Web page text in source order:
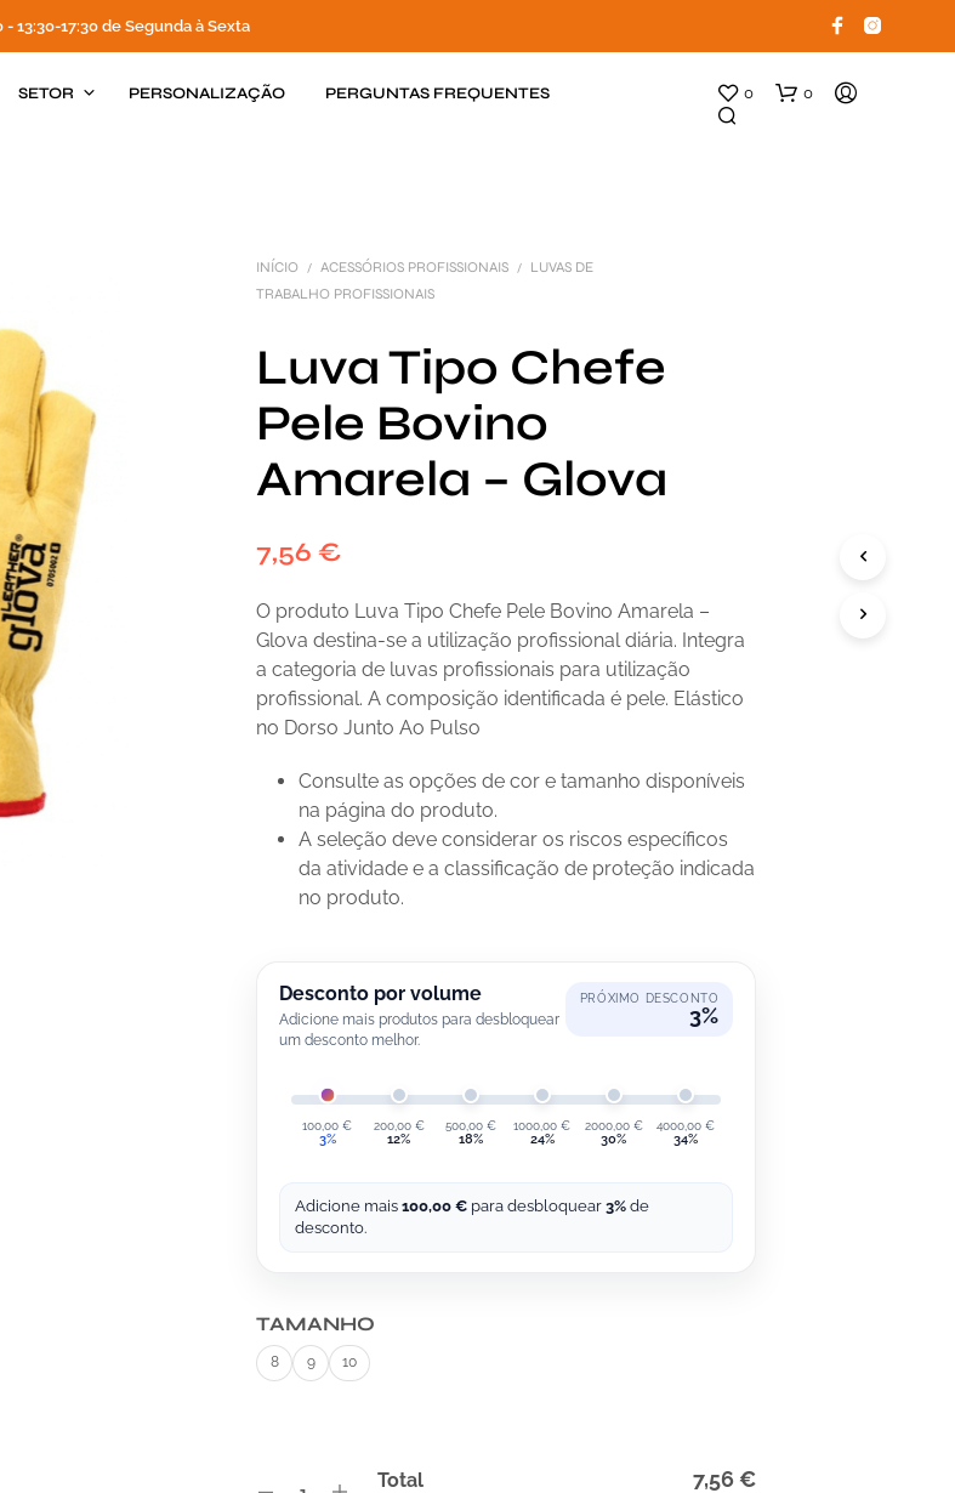
13:30-17:30 de Segunda à Sexta
SETOR PERSONALIZAÇÃO
PERGUNTAS FREQUENTES
0 0
R
D
INÍCIO / ACESSÓRIOS PROFISSIONAIS /
LUVAS DE
TRABALHO PROFISSIONAIS
Luva Tipo Chefe
Pele Bovino
Amarela – Glova
7,56€
O produto Luva Tipo Chefe Pele Bovino Amarela –
Glova destina-se a utilização profissional diária. Integra
a categoria de luvas profissionais para utilização
profissional. A composição identificada é pele. Elástico
no Dorso Junto Ao Pulso
Consulte as opções de cor e tamanho disponíveis
na página do produto.
A seleção deve considerar os riscos específicos
da atividade e a classificação de proteção indicada
no produto.
Desconto por volume
Adicione mais produtos para desbloquear
um desconto melhor.
PRÓXIMO DESCONTO
3%
100,00€
3%
200,00 €
12%
500,00 €
18%
1000,00€
24%
2000,00 €
30%
4000,00 €
34%
Adicione mais100,00€ para desbloquear3% de
desconto.
TAMANHO
8 9 10
Total 7,56 €